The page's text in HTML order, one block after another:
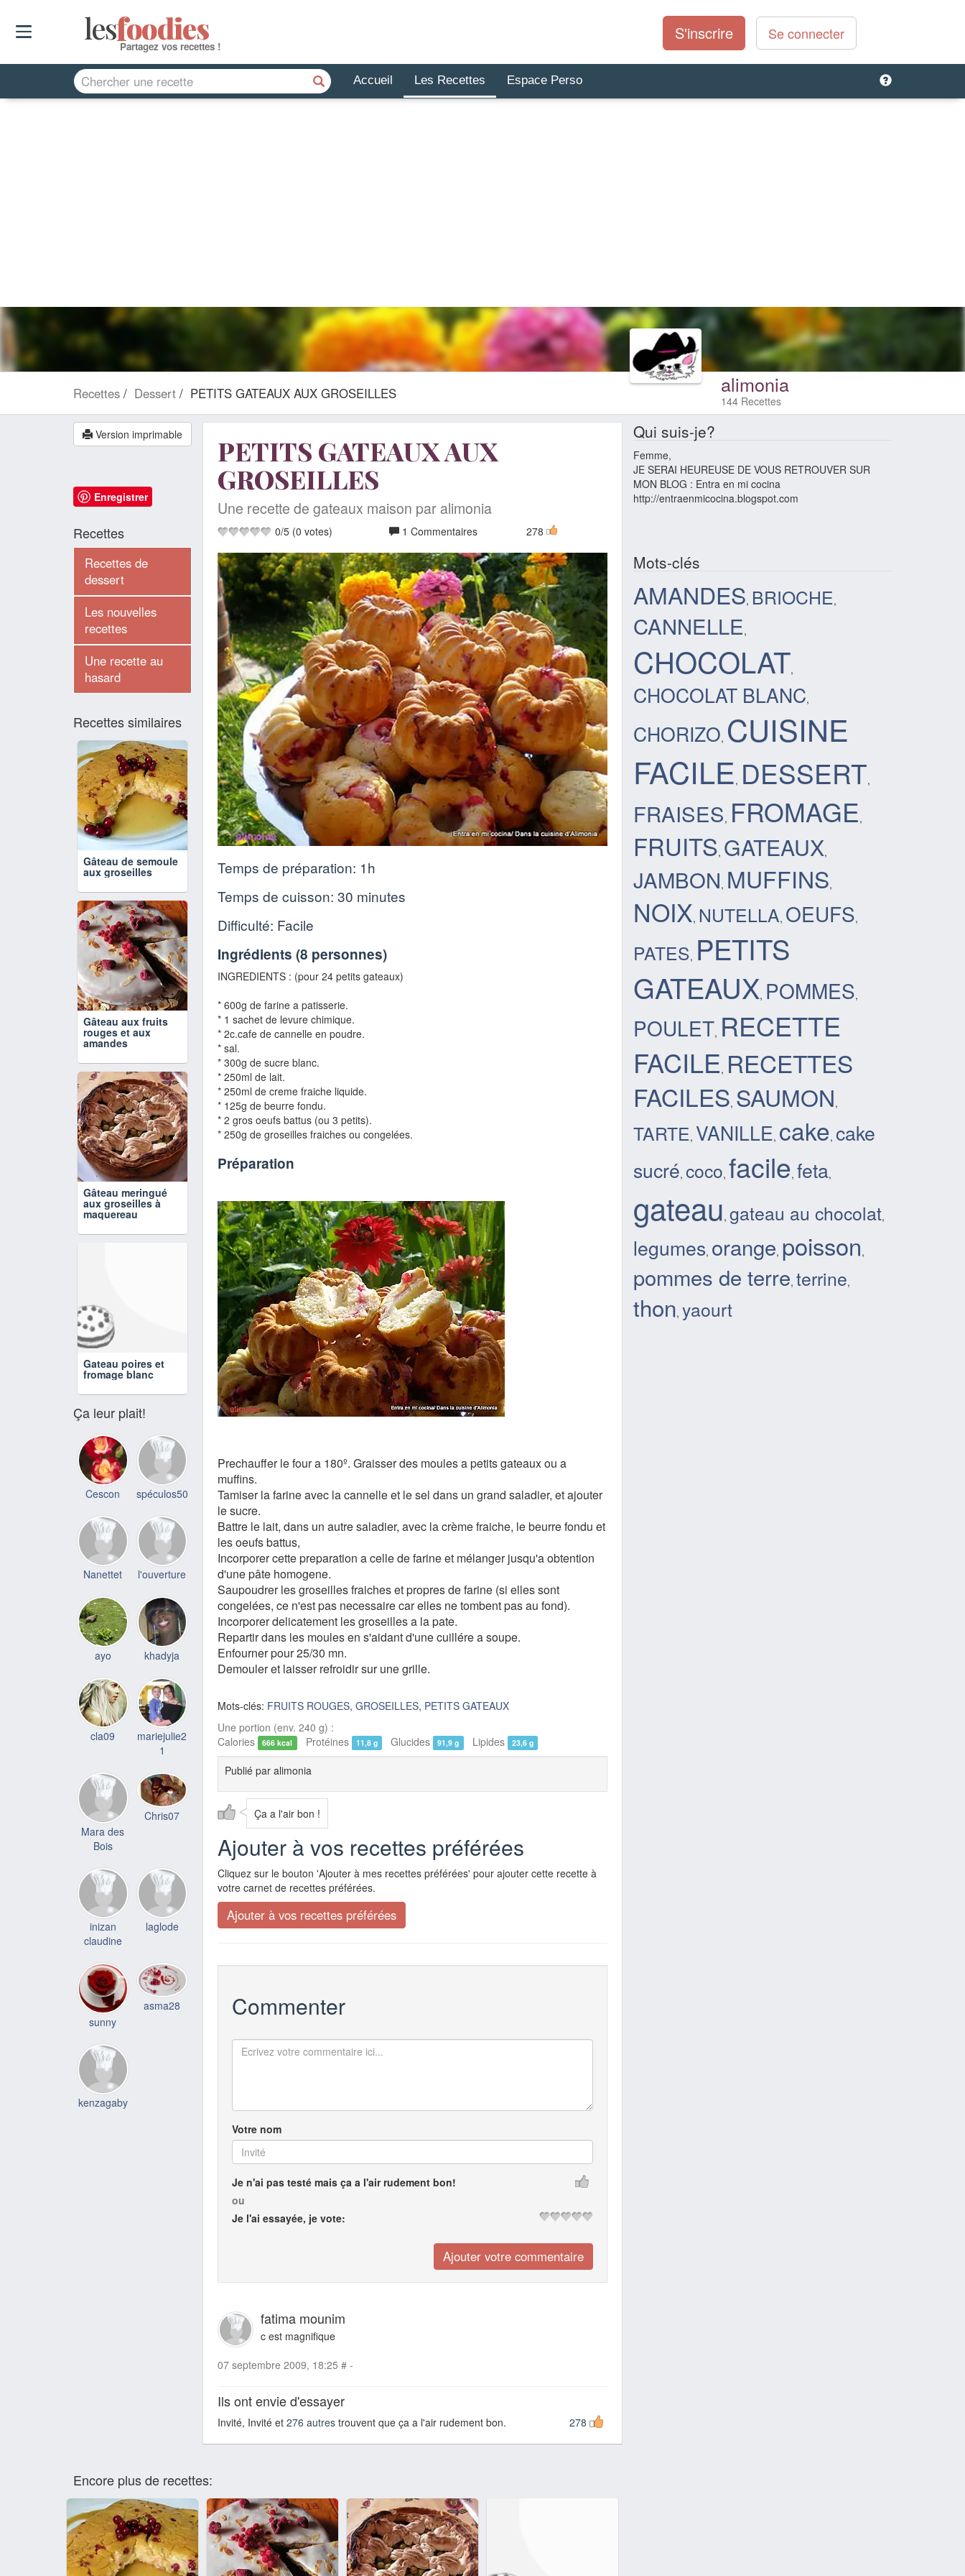
lesfoodies
Partagez vos recettes !
S'inscrire Se connecter
Accueil Les Recettes Espace Perso
Recettes Dessert PETITS GATEAUX AUX GROSEILLES alimonia
144 Recettes
PETITS GATEAUX AUX
GROSEILLES
Une recette de gateaux maison par alimonia
0/5 (0 votes) 1 Commentaires 278
Temps de préparation: 1h
Temps de cuisson: 30 minutes
Difficulté: Facile
Ingrédients (8 personnes)
INGREDIENTS : (pour 24 petits gateaux)
* 600g de farine a patisserie.
* 1 sachet de levure chimique.
* 2c.cafe de cannelle en poudre.
* sal.
* 300g de sucre blanc.
* 250ml de lait.
* 250ml de creme fraiche liquide.
* 125g de beurre fondu.
* 2 gros oeufs battus (ou 3 petits).
* 250g de groseilles fraiches ou congelées.
Préparation
Prechauffer le four a 180º. Graisser des moules a petits gateaux ou a
muffins.
Tamiser la farine avec la cannelle et le sel dans un grand saladier, et ajouter
le sucre.
Battre le lait, dans un autre saladier, avec la crème fraiche, le beurre fondu et
les oeufs battus,
Incorporer cette preparation a celle de farine et mélanger jusqu'a obtention
d'une pâte homogene.
Saupoudrer les groseilles fraiches et propres de farine (si elles sont
congelées, ce n'est pas necessaire car elles ne tombent pas au fond).
Incorporer delicatement les groseilles a la pate.
Repartir dans les moules en s'aidant d'une cuillére a soupe.
Enfourner pour 25/30 mn.
Demouler et laisser refroidir sur une grille.
Mots-clés: FRUITS ROUGES, GROSEILLES, PETITS GATEAUX
Une portion (env. 240 g) :
Calories
666 kcal Protéines 11,8 g Glucides 91,9 g Lipides 23,6 g
Publié par alimonia
Ça a l'air bon !
Ajouter à vos recettes préférées
Cliquez sur le bouton 'Ajouter à mes recettes préférées' pour ajouter cette recette à
votre carnet de recettes préférées.
Commenter
Votre nom
Je n'ai pas testé mais ça a l'air rudement bon!
ou
Je l'ai essayée, je vote:
fatima mounim
c est magnifique
07 septembre 2009, 18:25 # -
Ils ont envie d'essayer
278
Invité, Invité et 276 autres trouvent que ça a l'air rudement bon.
Version imprimable
Enregistrer
Recettes
Recettes de
dessert
Les nouvelles
recettes
Une recette au
hasard
Recettes similaires
Gâteau de semoule
aux groseilles
Gâteau aux fruits
rouges et aux
amandes
Gâteau meringué
aux groseilles à
maquereau
Gateau poires et
fromage blanc
Ça leur plait!
Cescon spéculos50
Nanettet l'ouverture
ayo khadyja
cla09
mariejulie2
1
Mara des
Bois
Chris07
inizan
claudine
laglode
sunny
asma28
kenzagaby
Encore plus de recettes:
Qui suis-je?
Femme,
JE SERAI HEUREUSE DE VOUS RETROUVER SUR
MON BLOG : Entra en mi cocina
http://entraenmicocina.blogspot.com
Mots-clés
AMANDES, BRIOCHE,
CANNELLE,
CHOCOLAT,
CHOCOLAT BLANC,
CHORIZO, CUISINE
FACILE, DESSERT,
FRAISES, FROMAGE,
FRUITS, GATEAUX,
JAMBON, MUFFINS,
NOIX, NUTELLA, OEUFS,
PATES, PETITS
GATEAUX, POMMES,
POULET, RECETTE
FACILE, RECETTES
FACILES, SAUMON,
TARTE, VANILLE, cake, cake
sucré, coco, facile, feta,
gateau, gateau au chocolat,
legumes, orange, poisson,
pommes de terre, terrine,
thon, yaourt